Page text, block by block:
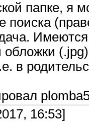
папке, я
поиска
в
16:53]